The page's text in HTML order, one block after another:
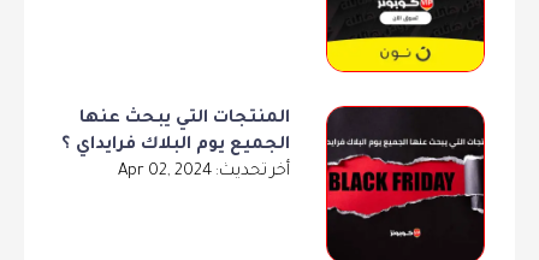
المنتجات التي يبحث عنها
الجميع يوم البلاك فرايداي ؟
أخر تحديث: Apr 02, 2024